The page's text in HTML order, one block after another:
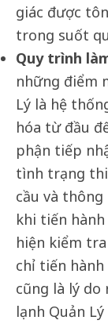
giác được
trong suốt
Quy trình
những điểm
Lý là hệ
hóa từ đầu
phận tiếp
tình trạng
cầu và
khi tiến
hiện kiểm
chỉ tiến hành
cũng là lý
lạnh Quản